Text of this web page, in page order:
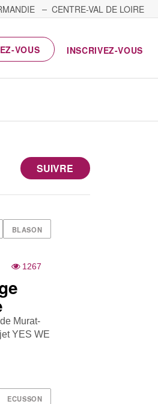
CENTRE-VAL DE LOIRE
VOUS INSCRIVEZ-VOUS
SUIVRE
BLASON
1267
Murat-
YES WE
ECUSSON